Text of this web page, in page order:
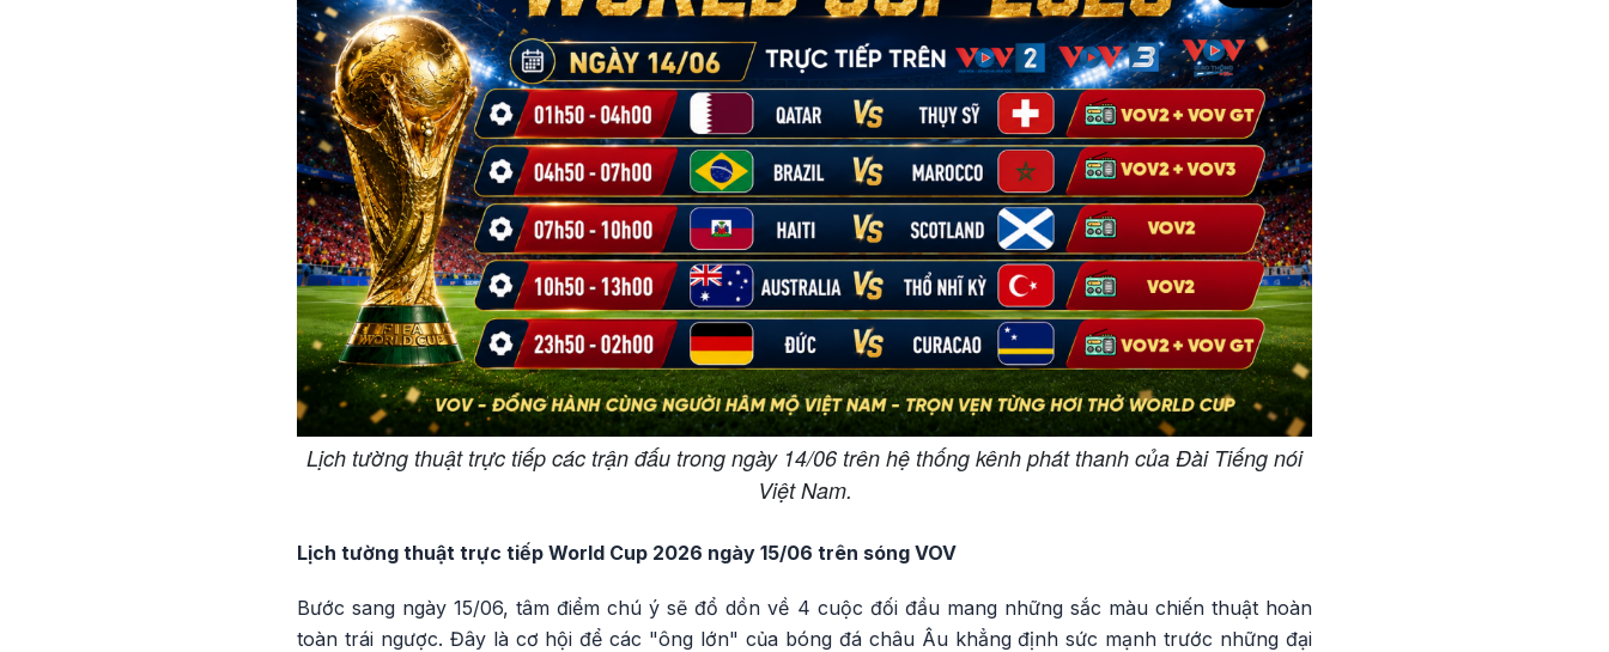
Lịch tường thuật trực tiếp các trận đấu trong ngày 14/06 trên hệ thống kênh phát thanh của Đài Tiếng nói
Việt Nam.
Lịch tường thuật trực tiếp World Cup 2026 ngày 15/06 trên sóng VOV
Bước sang ngày 15/06, tâm điểm chú ý sẽ đổ dồn về 4 cuộc đối đầu mang những sắc màu chiến thuật hoàn
toàn trái ngược. Đây là cơ hội để các "ông lớn" của bóng đá châu Âu khẳng định sức mạnh trước những đại